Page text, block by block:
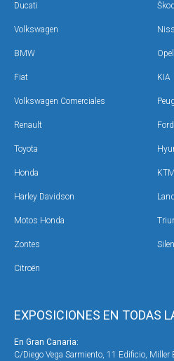
EXPOSICIONES EN TODAS
En Gran Canaria:
C/Diego Vega Sarmiento, 11 Edificio, Miller
Ducati
Volkswagen
BMW Opel
Fiat KIA
Volkswagen Comerciales
Renault Ford
Toyota
Honda KTM
Harley Davidson
Motos Honda
Zontes
Citroën